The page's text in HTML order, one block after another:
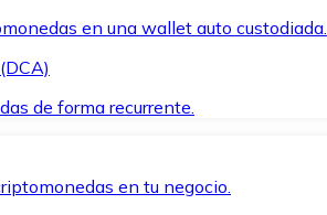
en una wallet auto custodiada.
de forma recurrente.
en tu negocio.